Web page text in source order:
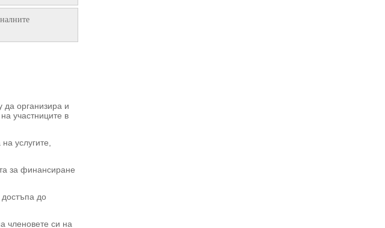
организира и
участниците в
услугите,
за финансиране
до
членовете си на